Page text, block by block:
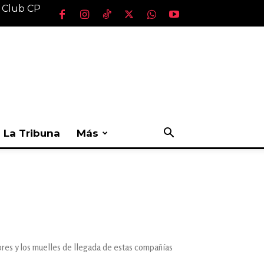
CP
La Tribuna Más
y los muelles de llegada de estas compañías